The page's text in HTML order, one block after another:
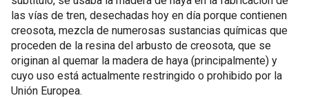
las vías de tren, desechadas hoy en día porque contienen
creosota, mezcla de numerosas sustancias químicas que
proceden de la resina del arbusto de creosota, que se
originan al quemar la madera de haya (principalmente) y
cuyo uso está actualmente restringido o prohibido por la
Unión Europea.